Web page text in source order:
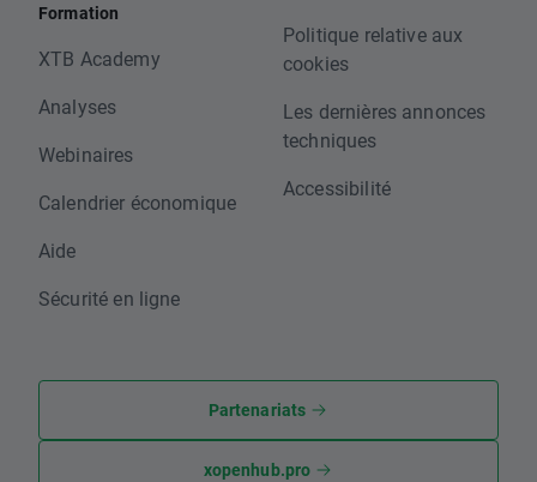
Formation
XTB Academy
Analyses
Webinaires
Calendrier économique
Aide
Sécurité en ligne
Politique relative aux
cookies
Les dernières annonces
techniques
Accessibilité
Partenariats
xopenhub.pro